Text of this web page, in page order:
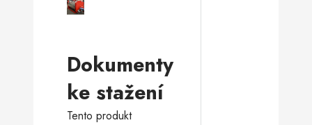
Dokumenty
ke stažení
Tento produkt